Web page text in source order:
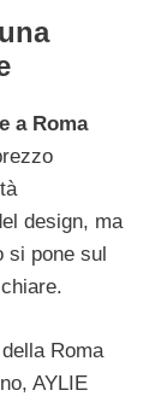
a Roma
design, ma
si pone sul
Roma
AYLIE